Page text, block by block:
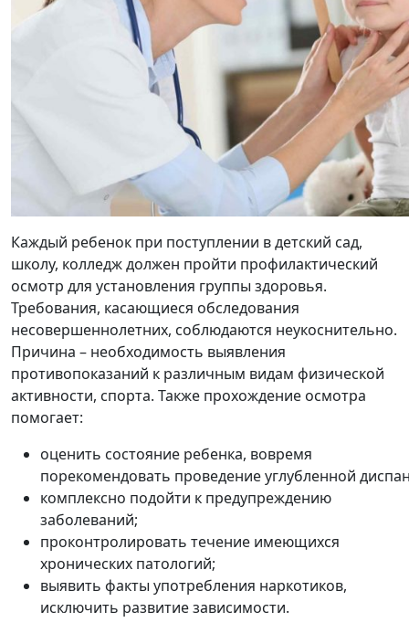
Каждый ребенок при поступлении в детский сад,
школу, колледж должен пройти профилактический
осмотр для установления группы здоровья.
Требования, касающиеся обследования
несовершеннолетних, соблюдаются неукоснительно.
Причина – необходимость выявления
противопоказаний к различным видам физической
активности, спорта. Также прохождение осмотра
помогает:
оценить состояние ребенка, вовремя
порекомендовать проведение углубленной
комплексно подойти к предупреждению
заболеваний;
проконтролировать течение имеющихся
хронических патологий;
выявить факты употребления наркотиков,
исключить развитие зависимости.